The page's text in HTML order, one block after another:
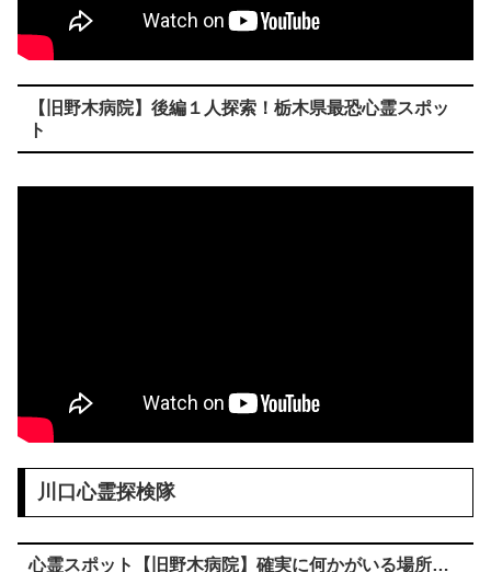
【旧野木病院】後編１人探索！栃木県最恐心霊スポッ
ト
川口心霊探検隊
心霊スポット【旧野木病院】確実に何かがいる場所…